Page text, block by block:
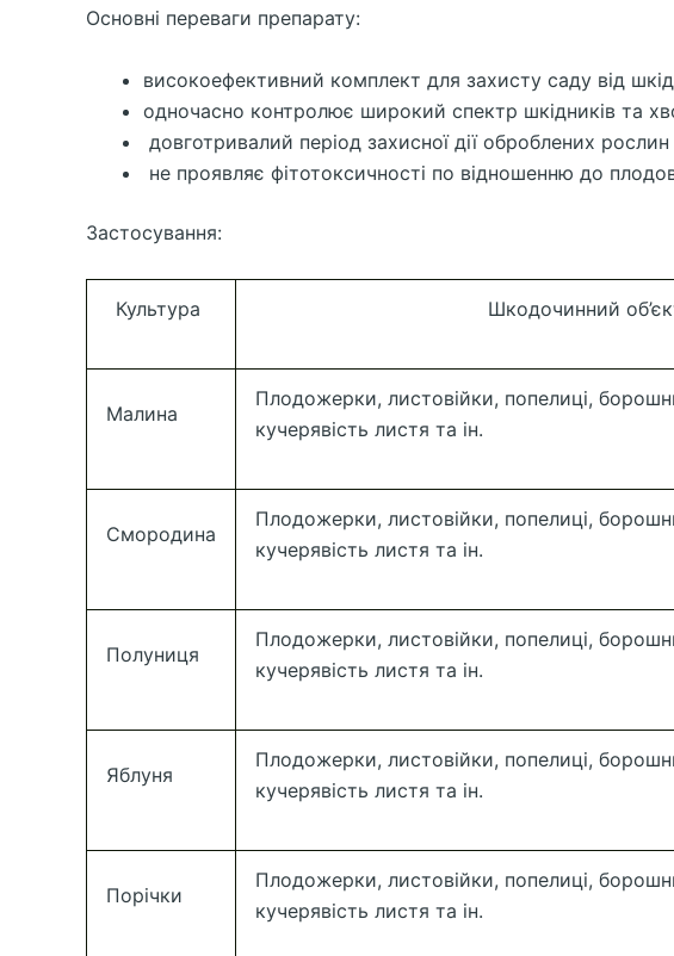
Основні переваги препарату:
високоефективний комплект для захисту саду від
одночасно контролює широкий спектр шкідників
довготривалий період захисної дії оброблених
не проявляє фітотоксичності по відношенню до
Застосування:
Культура Шкодочинний
Малина
Плодожерки, листовійки, попелиці,
кучерявість листя та ін.
Смородина
Плодожерки, листовійки, попелиці,
кучерявість листя та ін.
Полуниця
Плодожерки, листовійки, попелиці,
кучерявість листя та ін.
Яблуня
Плодожерки, листовійки, попелиці,
кучерявість листя та ін.
Порічки
Плодожерки, листовійки, попелиці,
кучерявість листя та ін.